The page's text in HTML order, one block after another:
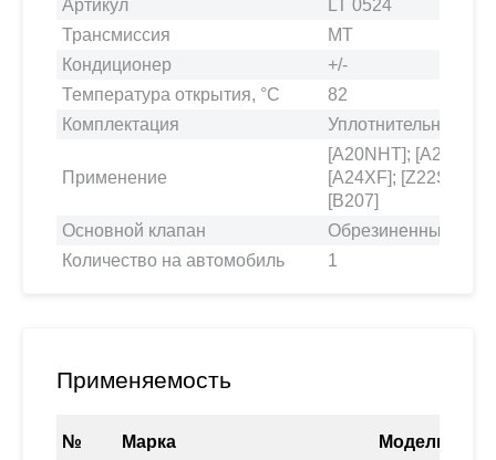
Артикул
LT 0524
Трансмиссия
MT
Кондиционер
+/-
Температура открытия, °С
82
Комплектация
Уплотнительная
Применение
[A20NHT];
[A24XF]; [Z22SE];
[B207]
Основной клапан
Обрезиненный
Количество на автомобиль
1
Применяемость
№ Марка Модель